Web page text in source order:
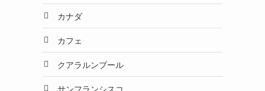
カナダ
カフェ
クアラルンプール
サンフランシスコ